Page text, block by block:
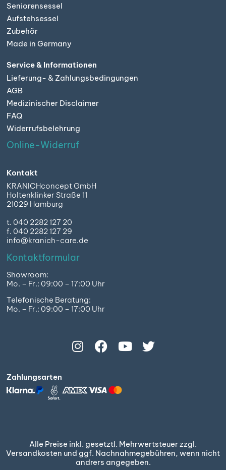
Seniorensessel
Aufstehsessel
Zubehör
Made in Germany
Service & Informationen
Lieferung- & Zahlungsbedingungen
AGB
Medizinischer Disclaimer
FAQ
Widerrufsbelehrung
Online-Widerruf
Kontakt
KRANICHconcept GmbH
Holtenklinker Straße 11
21029 Hamburg
t. 040 2282 127 20
f. 040 2282 127 29
info@kranich-care.de
Kontaktformular
Showroom:
Mo. – Fr.: 09:00 – 17:00 Uhr
Telefonische Beratung:
Mo. – Fr.: 09:00 – 17:00 Uhr
Zahlungsarten
Alle Preise inkl. gesetztl. Mehrwertsteuer zzgl.
Versandkosten und ggf. Nachnahmegebühren, wenn nicht
andrers angegeben.